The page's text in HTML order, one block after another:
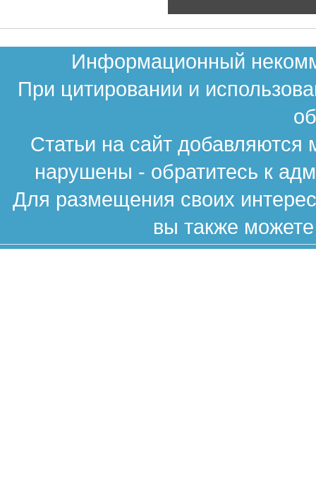
Информационный
При цитировании и
Статьи на сайт
нарушены - обратитесь к
Для размещения своих
вы также